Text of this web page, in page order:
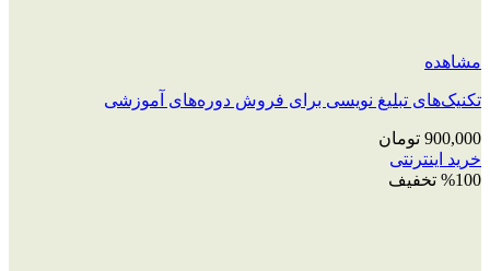
مشاهده
تکنیک‌های تبلیغ نویسی برای فروش دوره‌های آموزشی
900,000 تومان
خرید اینترنتی
%100 تخفیف